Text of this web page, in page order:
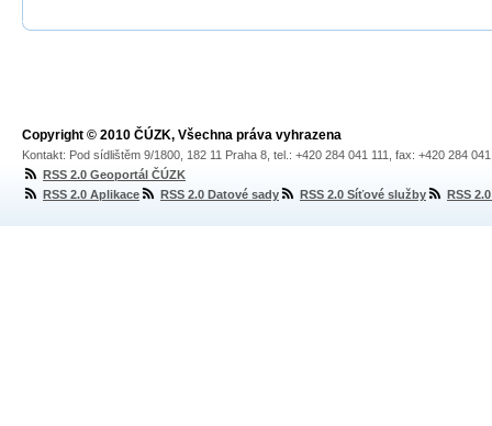
Copyright © 2010 ČÚZK, Všechna práva vyhrazena
Kontakt: Pod sídlištěm 9/1800, 182 11 Praha 8, tel.: +420 284 041 111, fax: +420 284
RSS 2.0 Geoportál ČÚZK
RSS 2.0 Aplikace
RSS 2.0 Datové sady RSS 2.0 Síťové služby RSS